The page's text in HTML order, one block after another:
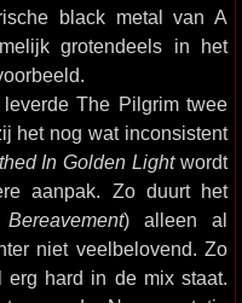
black metal van A
grotendeels in het
The Pilgrim twee
het nog wat inconsistent
In Golden Lightwordt
aanpak. Zo duurt het
Bereavement) alleen al
niet veelbelovend. Zo
hard in de mix staat.